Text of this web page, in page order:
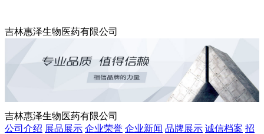
吉林惠泽生物医药有限公司
吉林惠泽生物医药有限公司
公司介绍 展品展示 企业荣誉 企业新闻 品牌展示 诚信档案 招